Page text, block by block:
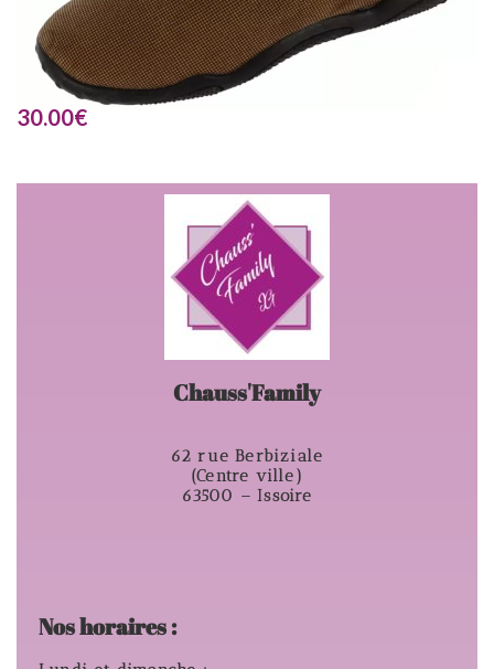
30.00€
Chauss'Family
62 rue Berbiziale
(Centre ville)
63500 – Issoire
Nos horaires :